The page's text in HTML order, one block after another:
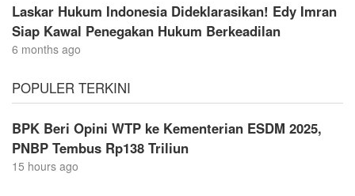
Laskar Hukum Indonesia Dideklarasikan! Edy Imran
Siap Kawal Penegakan Hukum Berkeadilan
6 months ago
POPULER TERKINI
BPK Beri Opini WTP ke Kementerian ESDM 2025,
PNBP Tembus Rp138 Triliun
15 hours ago